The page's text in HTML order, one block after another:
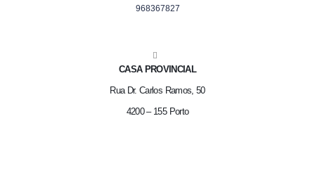
968367827
CASA PROVINCIAL
Rua Dr. Carlos Ramos, 50
4200 – 155 Porto